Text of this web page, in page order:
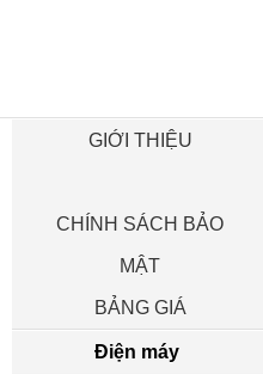
GIỚI THIỆU
CHÍNH SÁCH BẢO
MẬT
BẢNG GIÁ
Điện máy